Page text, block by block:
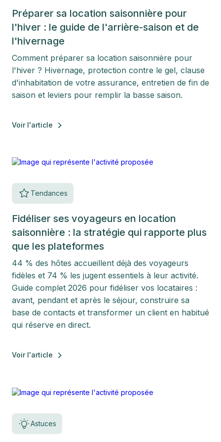
Préparer sa location saisonnière pour
l'hiver : le guide de l'arrière-saison et de
l'hivernage
Comment préparer sa location saisonnière pour
l'hiver ? Hivernage, protection contre le gel, clause
d'inhabitation de votre assurance, entretien de fin de
saison et leviers pour remplir la basse saison.
Voir l'article
Tendances
Fidéliser ses voyageurs en location
saisonnière : la stratégie qui rapporte plus
que les plateformes
44 % des hôtes accueillent déjà des voyageurs
fidèles et 74 % les jugent essentiels à leur activité.
Guide complet 2026 pour fidéliser vos locataires :
avant, pendant et après le séjour, construire sa
base de contacts et transformer un client en habitué
qui réserve en direct.
Voir l'article
Astuces